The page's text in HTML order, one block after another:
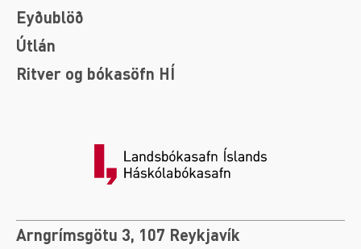
Eyðublöð
Útlán
Ritver og bókasöfn HÍ
Arngrímsgötu 3, 107 Reykjavík